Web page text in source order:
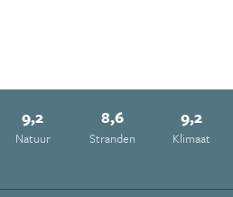
9,2
Natuur
8,6
Stranden
9,2
Klimaat